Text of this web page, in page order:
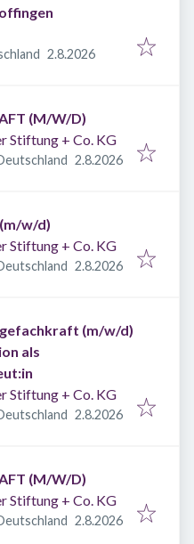
Veröffentlicht
2.8.2026
(M/W/D)
Stiftung + Co. KG
Veröffentlicht
2.8.2026
w/d)
Stiftung + Co. KG
Veröffentlicht
2.8.2026
(m/w/d)
als
Stiftung + Co. KG
Veröffentlicht
2.8.2026
(M/W/D)
Stiftung + Co. KG
Veröffentlicht
2.8.2026